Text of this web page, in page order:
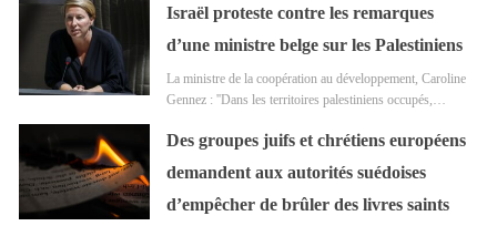
Israël proteste contre les remarques
d’une ministre belge sur les Palestiniens
La ministre de la coopération au développement, Caroline
Gennez : ''Dans les territoires palestiniens occupés,…
Des groupes juifs et chrétiens européens
demandent aux autorités suédoises
d’empêcher de brûler des livres saints